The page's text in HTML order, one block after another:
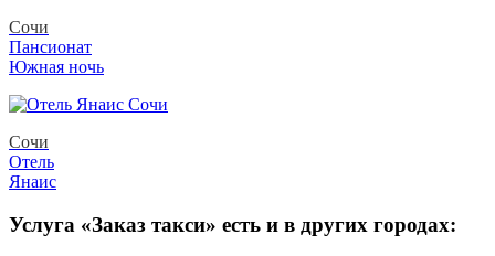
Сочи
Пансионат
Южная ночь
Сочи
Отель
Янаис
Услуга «Заказ такси» есть и в других городах: